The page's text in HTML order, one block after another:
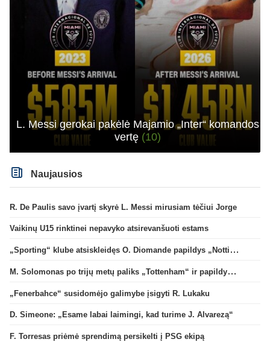
L. Messi gerokai pakėlė Majamio „Inter“ komandos
vertę (10)
Naujausios
R. De Paulis savo įvartį skyrė L. Messi mirusiam tėčiui Jorge
Vaikinų U15 rinktinei nepavyko atsirevanšuoti estams
„Sporting“ klube atsiskleidęs O. Diomande papildys „Nottingham“ gretas
M. Solomonas po trijų metų paliks „Tottenham“ ir papildys „West Ham“ klubą
„Fenerbahce“ susidomėjo galimybe įsigyti R. Lukaku
D. Simeone: „Esame labai laimingi, kad turime J. Alvarezą“
F. Torresas priėmė sprendimą persikelti į PSG ekipą